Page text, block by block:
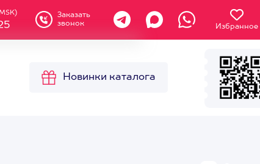
Заказать
звонок
Избранное
Новинки каталога